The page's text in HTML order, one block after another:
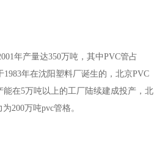
年产量达350万吨，其中PVC管占
年在沈阳塑料厂诞生的，北京PVC
在5万吨以上的工厂陆续建成投产，北
200万吨pvc管格。